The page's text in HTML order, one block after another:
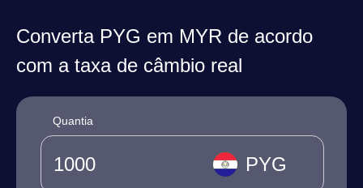
Converta PYG em MYR de acordo
com a taxa de câmbio real
Quantia
PYG